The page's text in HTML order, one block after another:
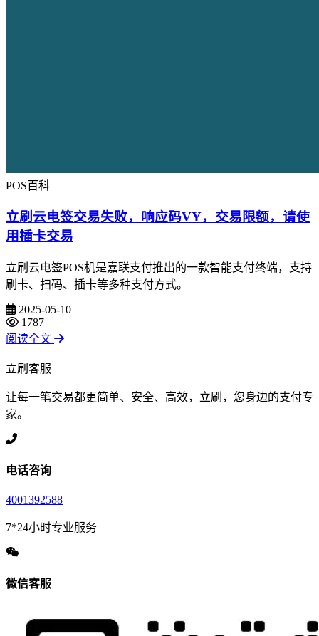
POS百科
立刷云电签交易失败，响应码VY，交易限额，请使
用插卡交易
立刷云电签POS机是嘉联支付推出的一款智能支付终端，支持
刷卡、扫码、插卡等多种支付方式。
2025-05-10
1787
阅读全文
立刷客服
让每一笔交易都更简单、安全、高效，立刷，您身边的支付专
家。
电话咨询
4001392588
7*24小时专业服务
微信客服